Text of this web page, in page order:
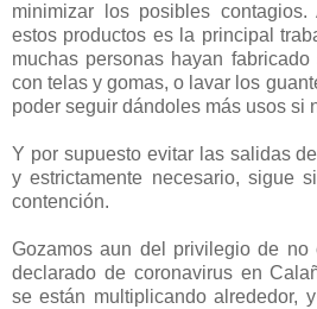
minimizar los posibles
estos productos es la principal
muchas personas hayan
con telas y gomas, o lavar los
poder seguir dándoles más usos si
Y por supuesto evitar las salidas
y estrictamente necesario, sigue
contención.
Gozamos aun del privilegio de no
declarado de coronavirus en
se están multiplicando alrededor,